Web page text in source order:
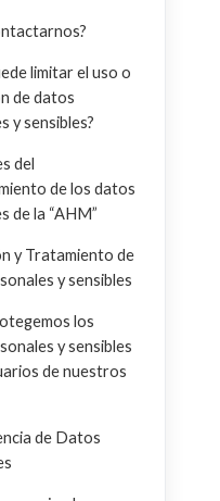
limitar el uso o
de datos
y sensibles?
del
de los datos
de la “AHM”
y Tratamiento de
y sensibles
los
y sensibles
de nuestros
de Datos